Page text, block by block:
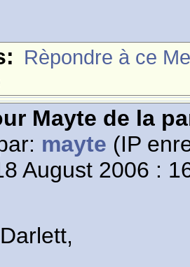
Rèpondre à ce
Mayte de la
mayte (IP
August 2006 :